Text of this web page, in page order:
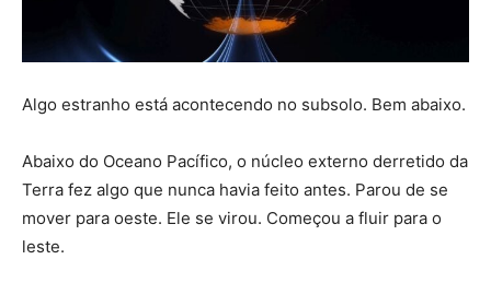
Algo estranho está acontecendo no subsolo. Bem abaixo.
Abaixo do Oceano Pacífico, o núcleo externo derretido da
Terra fez algo que nunca havia feito antes. Parou de se
mover para oeste. Ele se virou. Começou a fluir para o
leste.